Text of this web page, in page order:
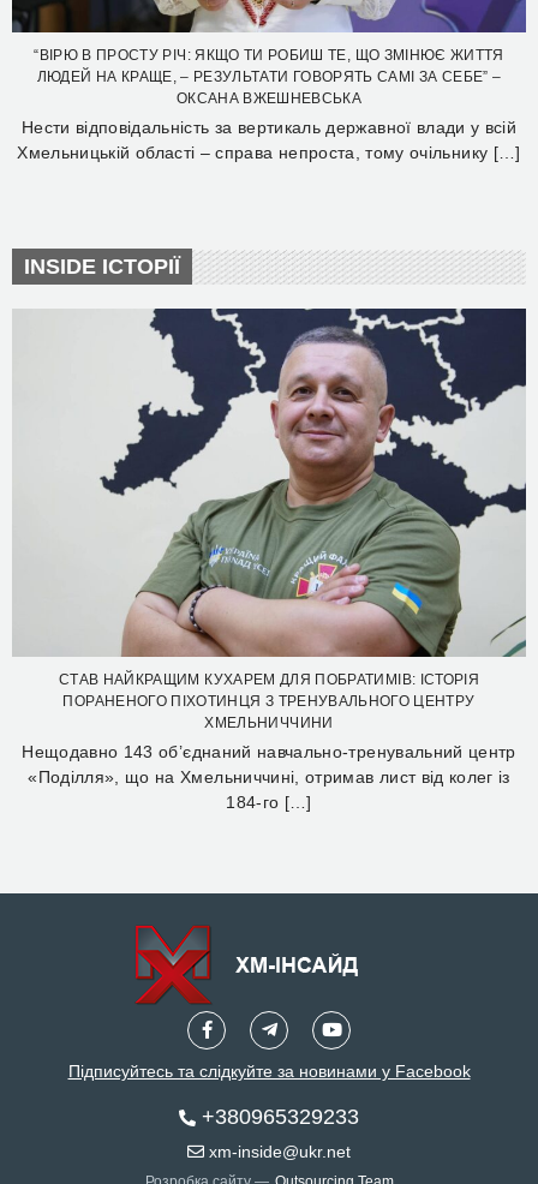
“ВІРЮ В ПРОСТУ РІЧ: ЯКЩО ТИ РОБИШ ТЕ, ЩО ЗМІНЮЄ ЖИТТЯ
ЛЮДЕЙ НА КРАЩЕ, – РЕЗУЛЬТАТИ ГОВОРЯТЬ САМІ ЗА СЕБЕ” –
ОКСАНА ВЖЕШНЕВСЬКА
Нести відповідальність за вертикаль державної влади у всій
Хмельницькій області – справа непроста, тому очільнику […]
INSIDE ІСТОРІЇ
СТАВ НАЙКРАЩИМ КУХАРЕМ ДЛЯ ПОБРАТИМІВ: ІСТОРІЯ
ПОРАНЕНОГО ПІХОТИНЦЯ З ТРЕНУВАЛЬНОГО ЦЕНТРУ
ХМЕЛЬНИЧЧИНИ
Нещодавно 143 об’єднаний навчально-тренувальний центр
«Поділля», що на Хмельниччині, отримав лист від колег із
184-го […]
Підписуйтесь та слідкуйте за новинами у Facebook
+380965329233
xm-inside@ukr.net